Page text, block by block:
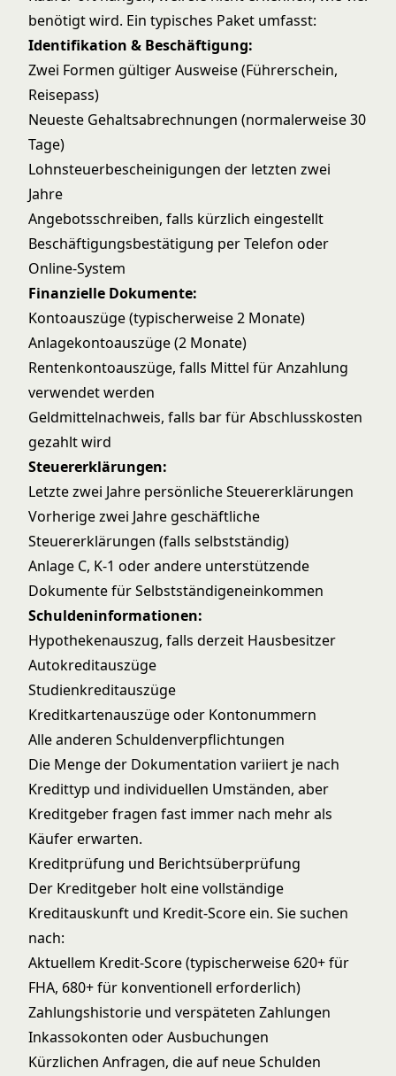
benötigt wird. Ein typisches Paket umfasst:
Identifikation & Beschäftigung:
Zwei Formen gültiger Ausweise (Führerschein,
Reisepass)
Neueste Gehaltsabrechnungen (normalerweise 30
Tage)
Lohnsteuerbescheinigungen der letzten zwei
Jahre
Angebotsschreiben, falls kürzlich eingestellt
Beschäftigungsbestätigung per Telefon oder
Online-System
Finanzielle Dokumente:
Kontoauszüge (typischerweise 2 Monate)
Anlagekontoauszüge (2 Monate)
Rentenkontoauszüge, falls Mittel für Anzahlung
verwendet werden
Geldmittelnachweis, falls bar für Abschlusskosten
gezahlt wird
Steuererklärungen:
Letzte zwei Jahre persönliche Steuererklärungen
Vorherige zwei Jahre geschäftliche
Steuererklärungen (falls selbstständig)
Anlage C, K-1 oder andere unterstützende
Dokumente für Selbstständigeneinkommen
Schuldeninformationen:
Hypothekenauszug, falls derzeit Hausbesitzer
Autokreditauszüge
Studienkreditauszüge
Kreditkartenauszüge oder Kontonummern
Alle anderen Schuldenverpflichtungen
Die Menge der Dokumentation variiert je nach
Kredittyp und individuellen Umständen, aber
Kreditgeber fragen fast immer nach mehr als
Käufer erwarten.
Kreditprüfung und Berichtsüberprüfung
Der Kreditgeber holt eine vollständige
Kreditauskunft und Kredit-Score ein. Sie suchen
nach:
Aktuellem Kredit-Score (typischerweise 620+ für
FHA, 680+ für konventionell erforderlich)
Zahlungshistorie und verspäteten Zahlungen
Inkassokonten oder Ausbuchungen
Kürzlichen Anfragen, die auf neue Schulden